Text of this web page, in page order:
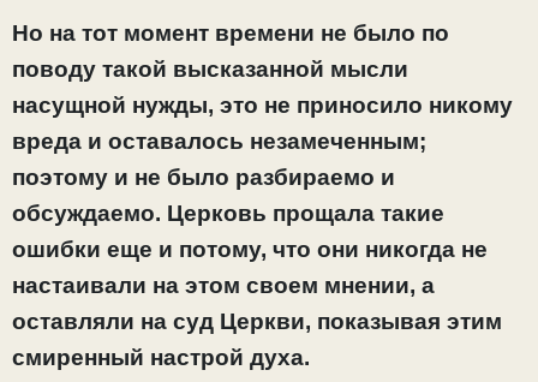
Но на тот момент времени не было по
поводу такой высказанной мысли
насущной нужды, это не приносило никому
вреда и оставалось незамеченным;
поэтому и не было разбираемо и
обсуждаемо. Церковь прощала такие
ошибки еще и потому, что они никогда не
настаивали на этом своем мнении, а
оставляли на суд Церкви, показывая этим
смиренный настрой духа.